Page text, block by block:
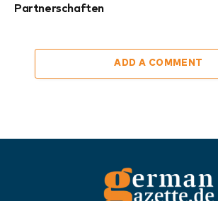
Partnerschaften
ADD A COMMENT